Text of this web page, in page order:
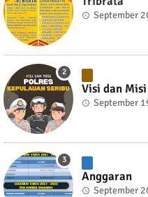
September
Visi dan
September
Anggaran
September